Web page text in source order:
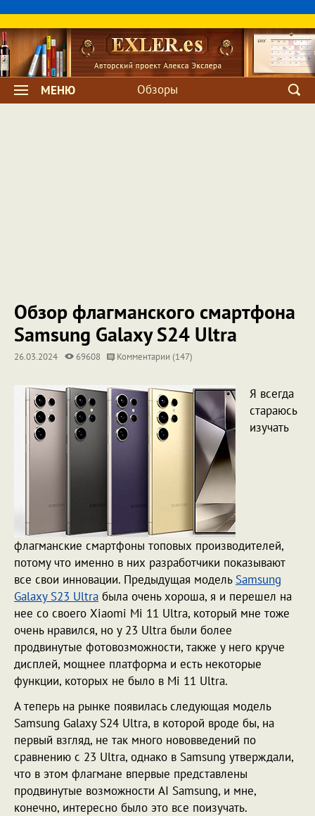
МЕНЮ Обзоры
Обзор флагманского смартфона
Samsung Galaxy S24 Ultra
26.03.2024 69608 Комментарии (147)
Я всегда
стараюсь
изучать
флагманские смартфоны топовых производителей,
потому что именно в них разработчики показывают
все свои инновации. Предыдущая модель Samsung
Galaxy S23 Ultra была очень хороша, я и перешел на
нее со своего Xiaomi Mi 11 Ultra, который мне тоже
очень нравился, но у 23 Ultra были более
продвинутые фотовозможности, также у него круче
дисплей, мощнее платформа и есть некоторые
функции, которых не было в Mi 11 Ultra.
А теперь на рынке появилась следующая модель
Samsung Galaxy S24 Ultra, в которой вроде бы, на
первый взгляд, не так много нововведений по
сравнению с 23 Ultra, однако в Samsung утверждали,
что в этом флагмане впервые представлены
продвинутые возможности AI Samsung, и мне,
конечно, интересно было это все поизучать.